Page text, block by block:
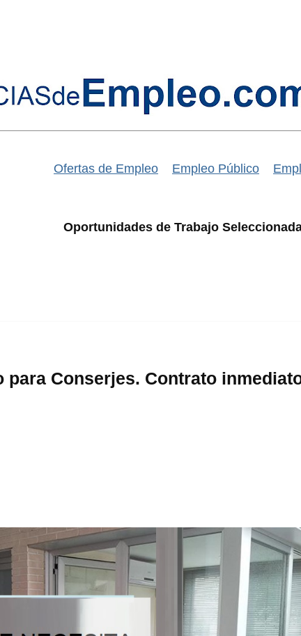
Ofertas de Empleo Empleo Público
Oportunidades de Trabajo
para Conserjes. Contrato